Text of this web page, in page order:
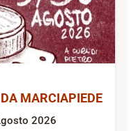
MARCIAPIEDE
2026